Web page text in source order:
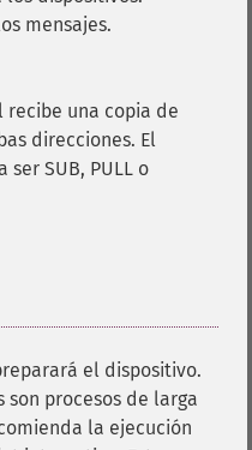
mensajes.
recibe una copia de
direcciones. El
SUB, PULL o
el dispositivo.
procesos de larga
la ejecución